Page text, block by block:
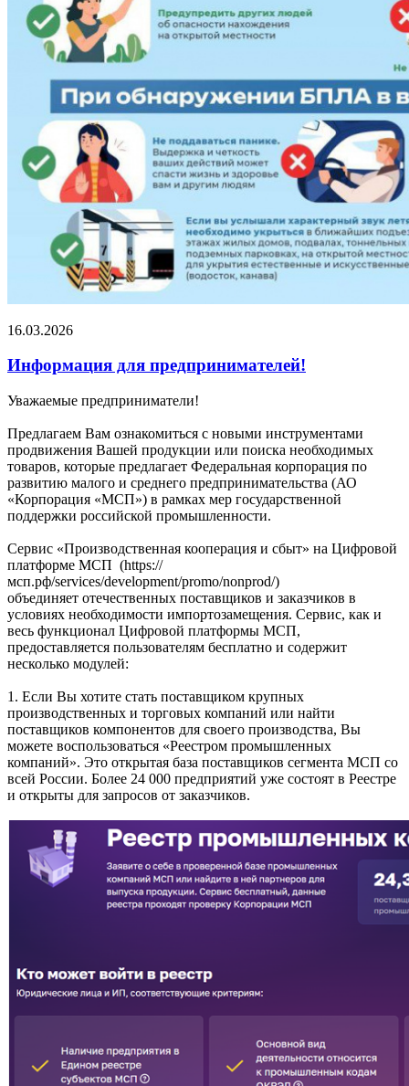
16.03.2026
Информация для предпринимателей!
Уважаемые предприниматели!
Предлагаем Вам ознакомиться с новыми инструментами
продвижения Вашей продукции или поиска необходимых
товаров, которые предлагает Федеральная корпорация по
развитию малого и среднего предпринимательства (АО
«Корпорация «МСП») в рамках мер государственной
поддержки российской промышленности.
Сервис «Производственная кооперация и сбыт» на Цифровой
платформе МСП (https://
мсп.рф/services/development/promo/nonprod/)
объединяет отечественных поставщиков и заказчиков в
условиях необходимости импортозамещения. Сервис, как и
весь функционал Цифровой платформы МСП,
предоставляется пользователям бесплатно и содержит
несколько модулей:
1. Если Вы хотите стать поставщиком крупных
производственных и торговых компаний или найти
поставщиков компонентов для своего производства, Вы
можете воспользоваться «Реестром промышленных
компаний». Это открытая база поставщиков сегмента МСП со
всей России. Более 24 000 предприятий уже состоят в Реестре
и открыты для запросов от заказчиков.